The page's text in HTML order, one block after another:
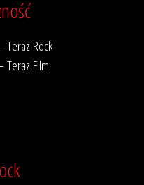
Teraz Rock
Teraz Film